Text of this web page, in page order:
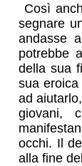
Così
segnare
andasse
potrebbe
della sua
sua
ad
giovani,
occhi. Il
alla fine